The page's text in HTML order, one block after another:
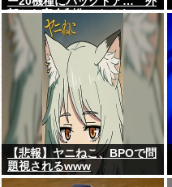
部から完全制御のおそれ
【悲報】ヤニねこ、BPOで問
題視されるwww